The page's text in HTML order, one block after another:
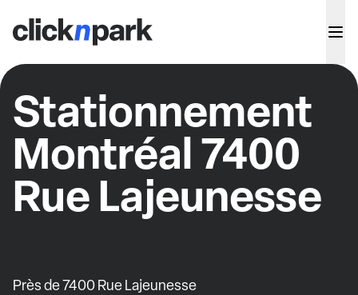
Stationnement
Montréal 7400
Rue Lajeunesse
Près de 7400 Rue Lajeunesse